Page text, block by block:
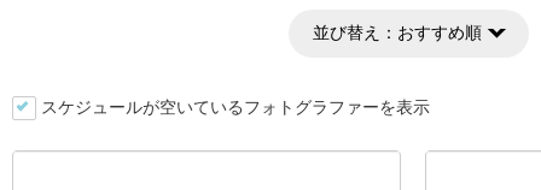
並び替え： おすすめ順
スケジュールが空いているフォトグラファーを表示